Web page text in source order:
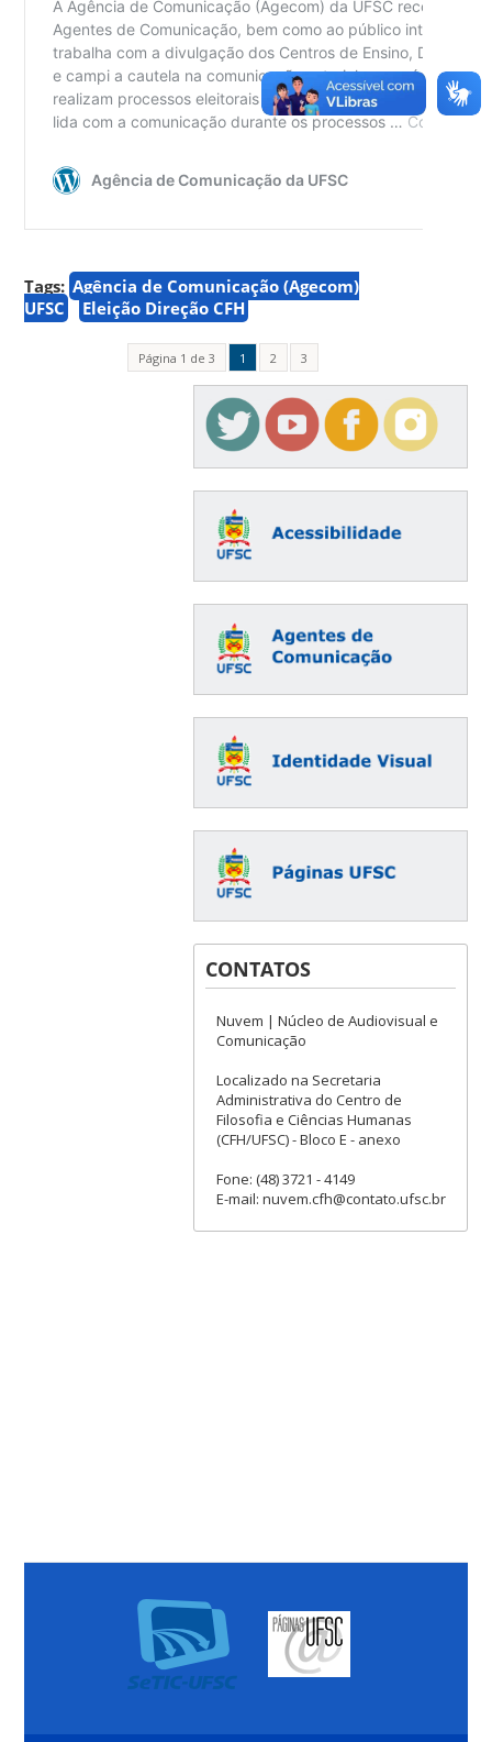
Tags: Agência de Comunicação (Agecom)
UFSC
Eleição Direção CFH
Página 1 de 3 1 2 3
CONTATOS
Nuvem | Núcleo de Audiovisual e
Comunicação
Localizado na Secretaria
Administrativa do Centro de
Filosofia e Ciências Humanas
(CFH/UFSC) - Bloco E - anexo
Fone: (48) 3721 - 4149
E-mail: nuvem.cfh@contato.ufsc.br